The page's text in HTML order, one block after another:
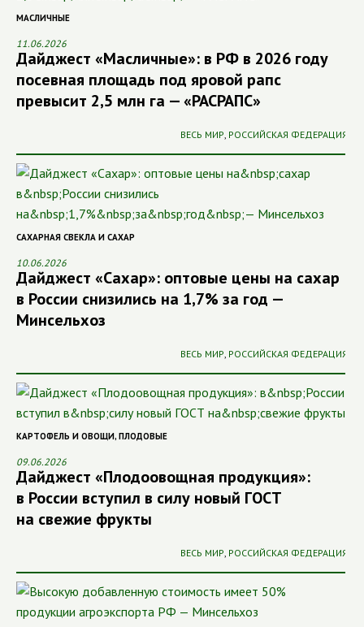
МАСЛИЧНЫЕ
11.06.2026
Дайджест «Масличные»: в РФ в 2026 году
посевная площадь под яровой рапс
превысит 2,5 млн га — «РАСРАПС»
ВЕСЬ МИР, РОССИЙСКАЯ ФЕДЕРАЦИЯ
САХАРНАЯ СВЕКЛА И САХАР
10.06.2026
Дайджест «Сахар»: оптовые цены на сахар
в России снизились на 1,7% за год —
Минсельхоз
ВЕСЬ МИР, РОССИЙСКАЯ ФЕДЕРАЦИЯ
КАРТОФЕЛЬ И ОВОЩИ, ПЛОДОВЫЕ
09.06.2026
Дайджест «Плодоовощная продукция»:
в России вступил в силу новый ГОСТ
на свежие фрукты
ВЕСЬ МИР, РОССИЙСКАЯ ФЕДЕРАЦИЯ